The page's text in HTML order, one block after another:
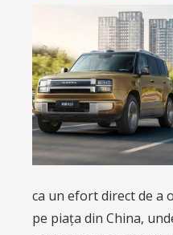
ca un efort direct de a
pe piața din China,